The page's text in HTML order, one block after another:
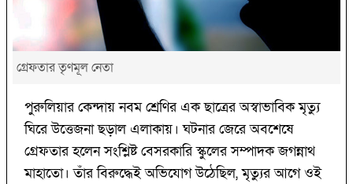
গ্রেফতার তৃণমূল নেতা
পুরুলিয়ার কেন্দায় নবম শ্রেণির এক ছাত্রের অস্বাভাবিক মৃত্যু
ঘিরে উত্তেজনা ছড়াল এলাকায়। ঘটনার জেরে অবশেষে
গ্রেফতার হলেন সংশ্লিষ্ট বেসরকারি স্কুলের সম্পাদক জগন্নাথ
মাহাতো। তাঁর বিরুদ্ধেই অভিযোগ উঠেছিল, মৃত্যুর আগে ওই